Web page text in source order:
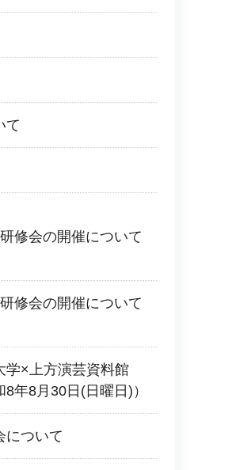
て
修会の開催について
修会の開催について
学×上方演芸資料館
年8月30日(日曜日)）
について